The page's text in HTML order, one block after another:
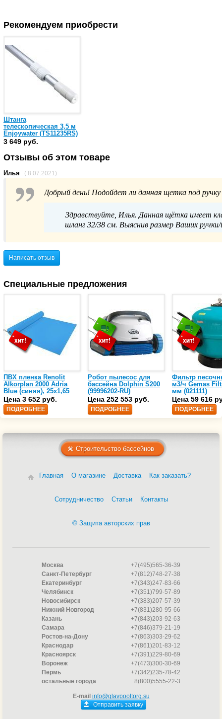
Рекомендуем приобрести
Штанга
телескопическая 3,5 м
Enjoywater (TS11235RS)
3 649 руб.
Отзывы об этом товаре
Илья ( 8.07.2021)
Добрый день! Подойдет ли данная щетка под
Здравствуйте, Илья. Данная щётка имеет
шланг 32/38 см. Выяснив размер Ваших
Написать отзыв
Специальные предложения
ПВХ пленка Renolit
Alkorplan 2000 Adria
Blue (синяя), 25х1,65
(35216203)
Цена 3 652 руб.
ПОДРОБНЕЕ
Робот пылесос для
бассейна Dolphin S200
(99996202-RU)
Цена 252 553 руб.
ПОДРОБНЕЕ
Фильтр
м3/ч Gemas
мм (021111)
Цена 59 616
ПОДРОБНЕЕ
Строительство бассейнов
Главная О магазине Доставка Как заказать?
Сотрудничество Статьи Контакты
© Защита авторских прав
Москва
+7(495)565-36-39
Санкт-Петербург
+7(812)748-27-38
Екатеринбург
+7(343)247-83-66
Челябинск
+7(351)799-57-89
Новосибирск
+7(383)207-57-39
Нижний Новгород
+7(831)280-95-66
Казань
+7(843)203-92-63
Самара
+7(846)379-21-19
Ростов-на-Дону
+7(863)303-29-62
Краснодар
+7(861)201-83-12
Красноярск
+7(391)229-80-69
Воронеж
+7(473)300-30-69
Пермь
+7(342)235-78-42
остальные города
8(800)5555-22-3
E-mail info@glavpooltorg.su
Отправить заявку